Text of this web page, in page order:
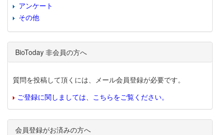
アンケート
その他
BioToday 非会員の方へ
質問を投稿して頂くには、メール会員登録が必要です。
ご登録に関しましては、こちらをご覧ください。
会員登録がお済みの方へ